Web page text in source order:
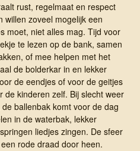
rust, regelmaat en respect
willen zoveel mogelijk een
moet, niet alles mag. Tijd voor
te lezen op de bank, samen
of mee helpen met het
de bolderkar in en lekker
de eendjes of voor de geitjes
de kinderen zelf. Bij slecht weer
ballenbak komt voor de dag
in de waterbak, lekker
liedjes zingen. De sfeer
rode draad door heen.